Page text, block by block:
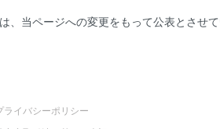
当ページへの変更をもって公表とさせて
ライバシーポリシー